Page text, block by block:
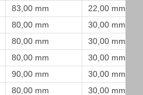
83,00 mm
22,00 mm
80,00 mm
30,00 mm
80,00 mm
30,00 mm
80,00 mm
30,00 mm
90,00 mm
30,00 mm
80,00 mm
30,00 mm